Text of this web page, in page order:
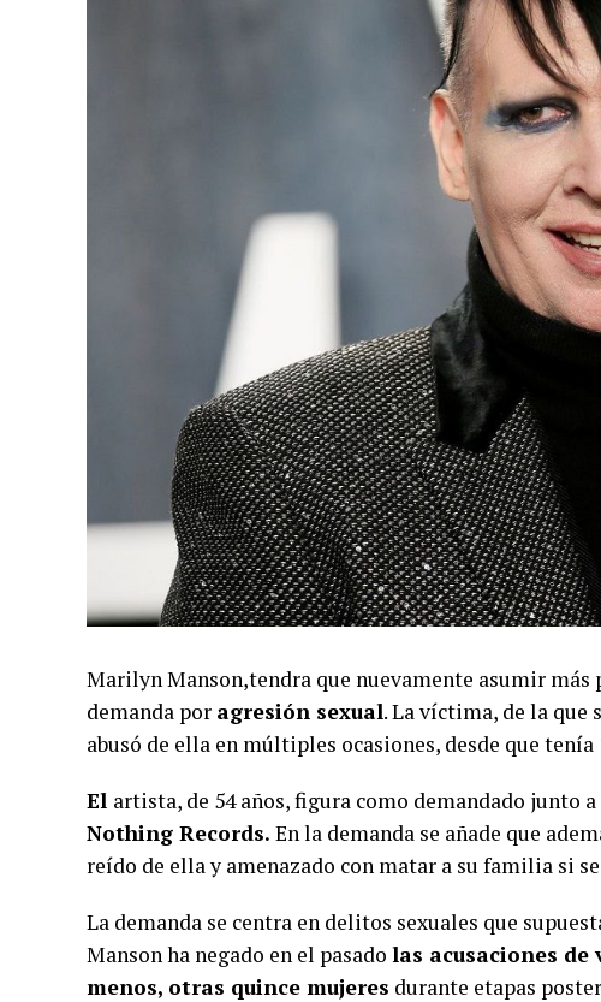
Marilyn Manson,tendra que nuevamente asumir más
demanda por agresión sexual. La víctima, de la que
abusó de ella en múltiples ocasiones, desde que tenía
El artista, de 54 años, figura como demandado junto
Nothing Records. En la demanda se añade que
reído de ella y amenazado con matar a su familia si
La demanda se centra en delitos sexuales que
Manson ha negado en el pasado las acusaciones
menos, otras quince mujeres durante etapas